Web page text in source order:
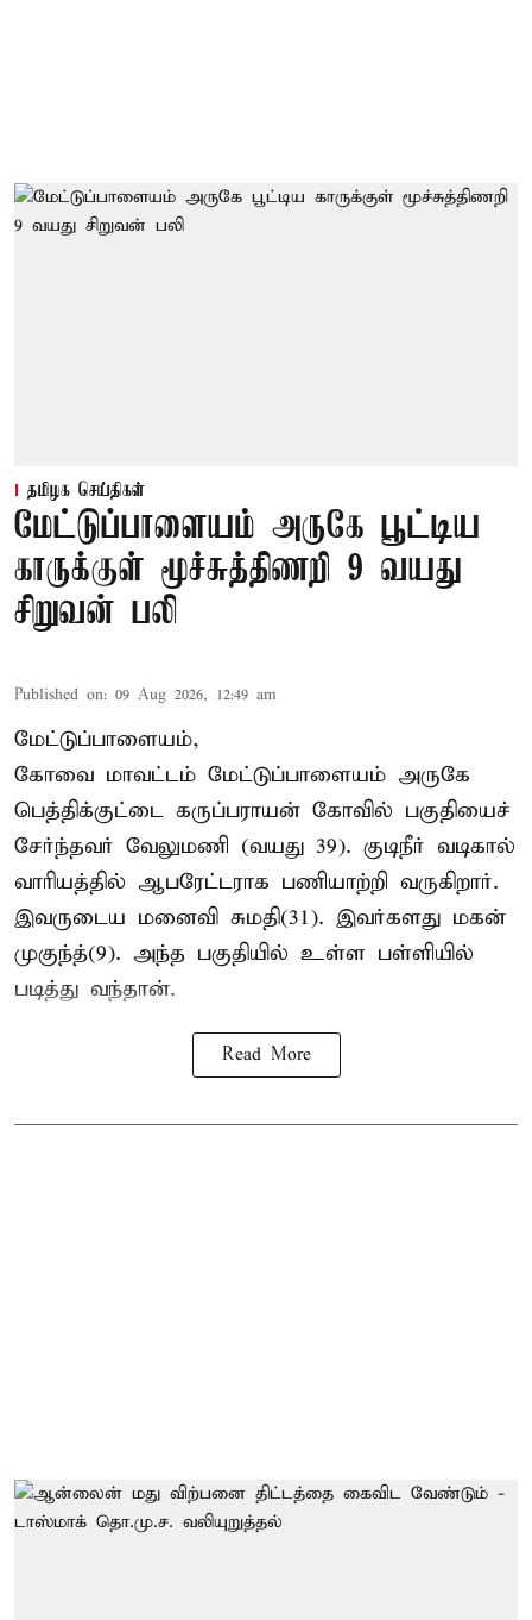
தமிழக செய்திகள்
மேட்டுப்பாளையம் அருகே பூட்டிய
காருக்குள் மூச்சுத்திணறி 9 வயது
சிறுவன் பலி
Published on: 09 Aug 2026, 12:49 am
மேட்டுப்பாளையம்,
கோவை மாவட்டம் மேட்டுப்பாளையம் அருகே
பெத்திக்குட்டை கருப்பராயன் கோவில் பகுதியைச்
சேர்ந்தவர் வேலுமணி (வயது 39). குடிநீர் வடிகால்
வாரியத்தில் ஆபரேட்டராக பணியாற்றி வருகிறார்.
இவருடைய மனைவி சுமதி(31). இவர்களது மகன்
முகுந்த்(9). அந்த பகுதியில் உள்ள பள்ளியில்
படித்து வந்தான்.
Read More